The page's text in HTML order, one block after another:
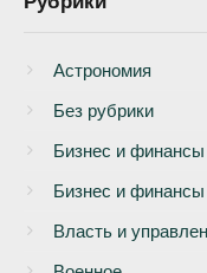
Астрономия
Без рубрики
Бизнеc и финансы
Бизнес и финансы
Власть и